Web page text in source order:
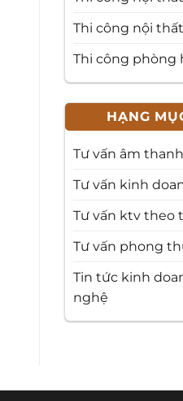
Thi công nội
Thi công phòng
HẠNG
Tư vấn âm
Tư vấn kinh
Tư vấn ktv theo
Tư vấn phong
Tin tức kinh
nghệ